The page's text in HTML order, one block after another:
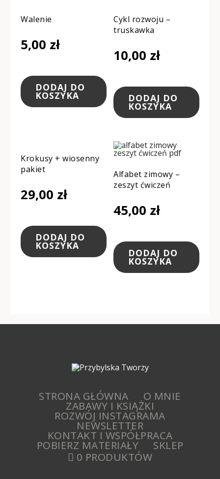
Walenie
5,00 zł
DODAJ DO
KOSZYKA
Cykl rozwoju –
truskawka
10,00 zł
DODAJ DO
KOSZYKA
Krokusy + wiosenny
pakiet
29,00 zł
DODAJ DO
KOSZYKA
Alfabet zimowy –
zeszyt ćwiczeń
45,00 zł
DODAJ DO
KOSZYKA
STRONA GŁÓWNA O MNIE
ZABAWY I KSIĄŻKI
ROZWÓJ INSTAGRAMA
NEWSLETTER
KONTAKT I WSPÓŁPRACA
POBIERZ MATERIAŁY
SKLEP
0 PRODUKTÓW